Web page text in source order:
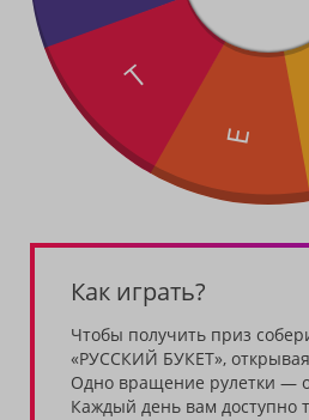
Е
Т
Как играть?
Чтобы получить приз
«РУССКИЙ БУКЕТ»,
Одно вращение рулетки —
Каждый день вам доступно